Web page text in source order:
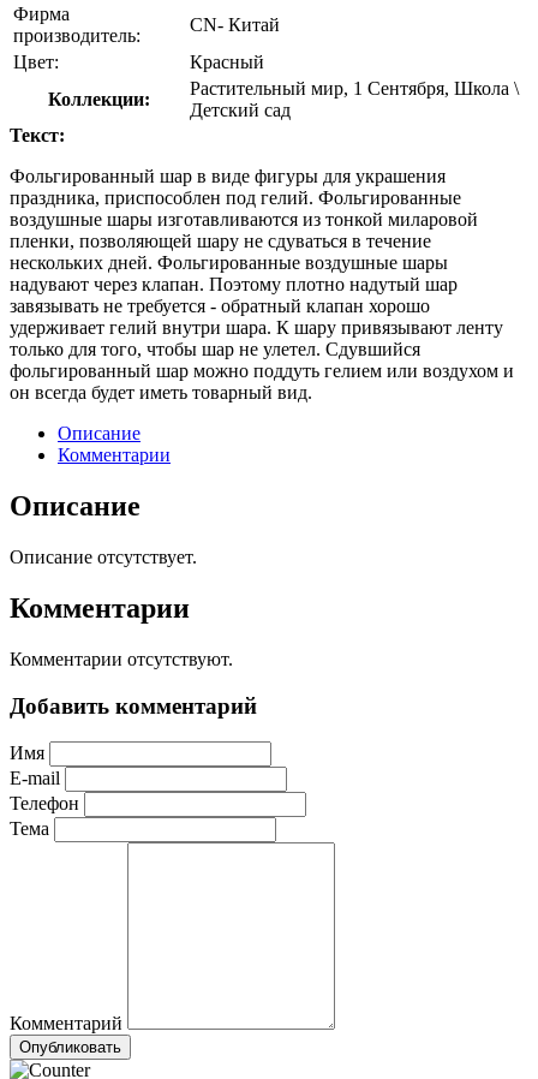
Фирма
производитель:
CN- Китай
Цвет:
Красный
Коллекции:
Растительный мир, 1 Сентября, Школа \
Детский сад
Текст:
Фольгированный шар в виде фигуры для украшения
праздника, приспособлен под гелий. Фольгированные
воздушные шары изготавливаются из тонкой миларовой
пленки, позволяющей шару не сдуваться в течение
нескольких дней. Фольгированные воздушные шары
надувают через клапан. Поэтому плотно надутый шар
завязывать не требуется - обратный клапан хорошо
удерживает гелий внутри шара. К шару привязывают ленту
только для того, чтобы шар не улетел. Сдувшийся
фольгированный шар можно поддуть гелием или воздухом и
он всегда будет иметь товарный вид.
Описание
Комментарии
Описание
Описание отсутствует.
Комментарии
Комментарии отсутствуют.
Добавить комментарий
Имя
E-mail
Телефон
Тема
Комментарий
Опубликовать